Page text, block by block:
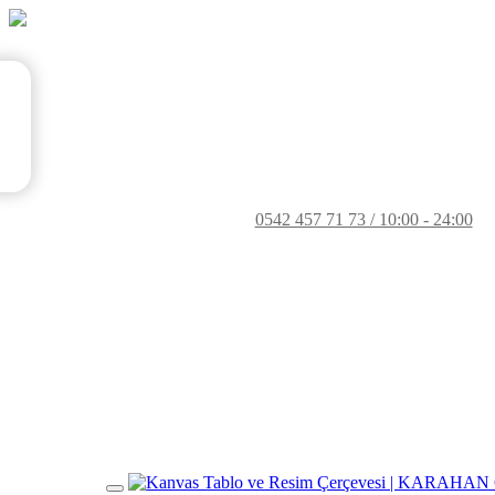
0542 457 71 73 / 10:00 - 24:00